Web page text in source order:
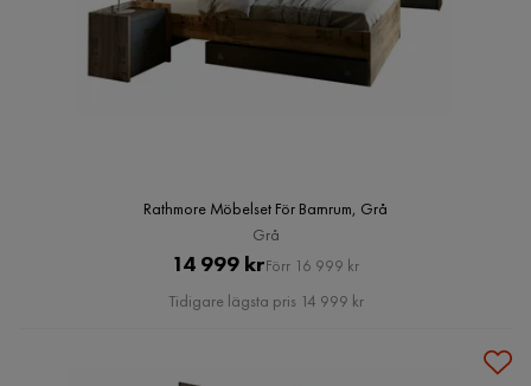
Rathmore Möbelset För Barnrum, Grå
Grå
Pris
14 999 krOriginal
Pris
Förr 16 999 kr
Tidigare lägsta pris 14 999 kr